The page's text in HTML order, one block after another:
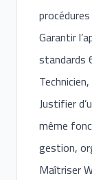
Garantir
standards
Justifier
même
gestion,
Maîtriser